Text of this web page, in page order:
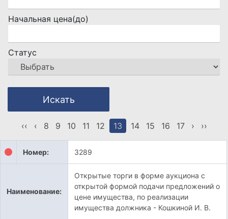
Начальная цена(до)
Статус
Искать
‹‹ ‹ 8 9 10 11 12 13 14 15 16 17 › ››
Номер: 3289
Наименование:
Открытые торги в форме аукциона с
открытой формой подачи предложений о
цене имущества, по реализации
имущества должника - Кошкиной И. В.